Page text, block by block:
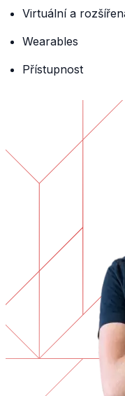
Virtuální a
Wearables
Přístupnost